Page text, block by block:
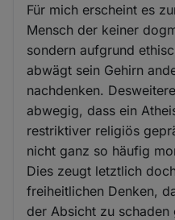
Für mich erscheint es
Mensch der keiner
sondern aufgrund
abwägt sein Gehirn
nachdenken.
abwegig, dass ein
restriktiver religiös
nicht ganz so häufig
Dies zeugt letztlich
freiheitlichen Denken,
der Absicht zu